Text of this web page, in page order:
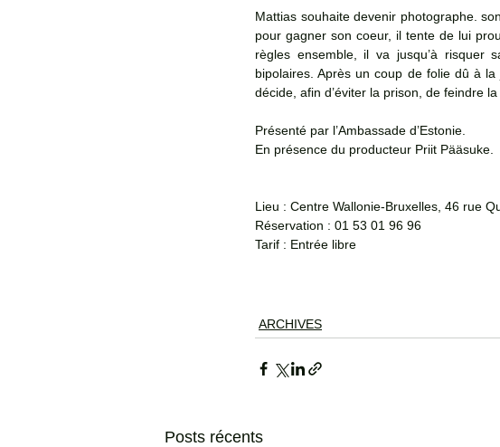
Mattias souhaite devenir photographe.
pour gagner son coeur, il tente de lui
règles ensemble, il va jusqu’à risquer
bipolaires. Après un coup de folie dû à la
décide, afin d’éviter la prison, de feindre
Présenté par l’Ambassade d’Estonie.
En présence du producteur Priit Pääsuke.
Lieu : Centre Wallonie-Bruxelles, 46 rue
Réservation : 01 53 01 96 96
Tarif : Entrée libre
ARCHIVES
Posts récents